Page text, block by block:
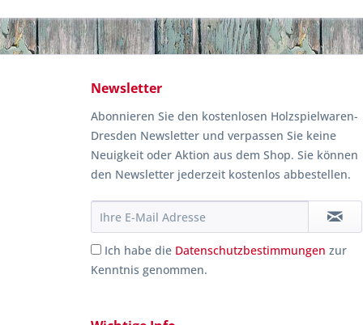
Newsletter
Abonnieren Sie den kostenlosen Holzspielwaren-
Dresden Newsletter und verpassen Sie keine
Neuigkeit oder Aktion aus dem Shop. Sie können
den Newsletter jederzeit kostenlos abbestellen.
Ich habe die Datenschutzbestimmungen zur
Kenntnis genommen.